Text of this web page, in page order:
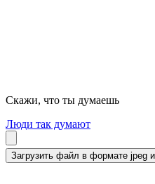
Скажи, что ты думаешь
Люди так думают